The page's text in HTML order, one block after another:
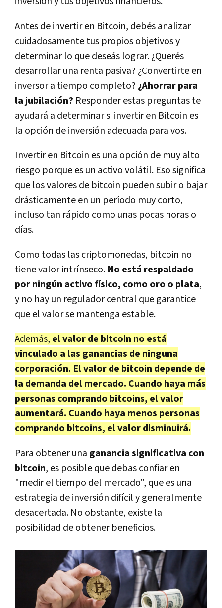
Antes de invertir en Bitcoin, debés analizar
cuidadosamente tus propios objetivos y
determinar lo que deseás lograr. ¿Querés
desarrollar una renta pasiva? ¿Convertirte en
inversor a tiempo completo? ¿Ahorrar para
la jubilación? Responder estas preguntas te
ayudará a determinar si invertir en Bitcoin es
la opción de inversión adecuada para vos.
Invertir en Bitcoin es una opción de muy alto
riesgo porque es un activo volátil. Eso significa
que los valores de bitcoin pueden subir o bajar
drásticamente en un período muy corto,
incluso tan rápido como unas pocas horas o
días.
Como todas las criptomonedas, bitcoin no
tiene valor intrínseco. No está respaldado
por ningún activo físico, como oro o plata,
y no hay un regulador central que garantice
que el valor se mantenga estable.
Además, el valor de bitcoin no está
vinculado a las ganancias de ninguna
corporación. El valor de bitcoin depende de
la demanda del mercado. Cuando haya más
personas comprando bitcoins, el valor
aumentará. Cuando haya menos personas
comprando bitcoins, el valor disminuirá.
Para obtener una ganancia significativa con
bitcoin, es posible que debas confiar en
"medir el tiempo del mercado", que es una
estrategia de inversión difícil y generalmente
desacertada. No obstante, existe la
posibilidad de obtener beneficios.